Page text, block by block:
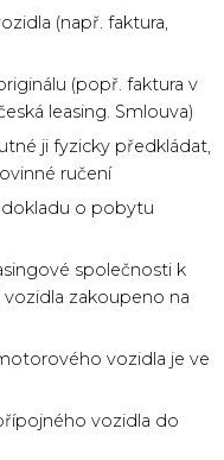
(např. faktura,
(popř. faktura v
leasing. Smlouva)
ji fyzicky předkládat,
ručení
o pobytu
společnosti k
vozidla zakoupeno na
vozidla je ve
vozidla do